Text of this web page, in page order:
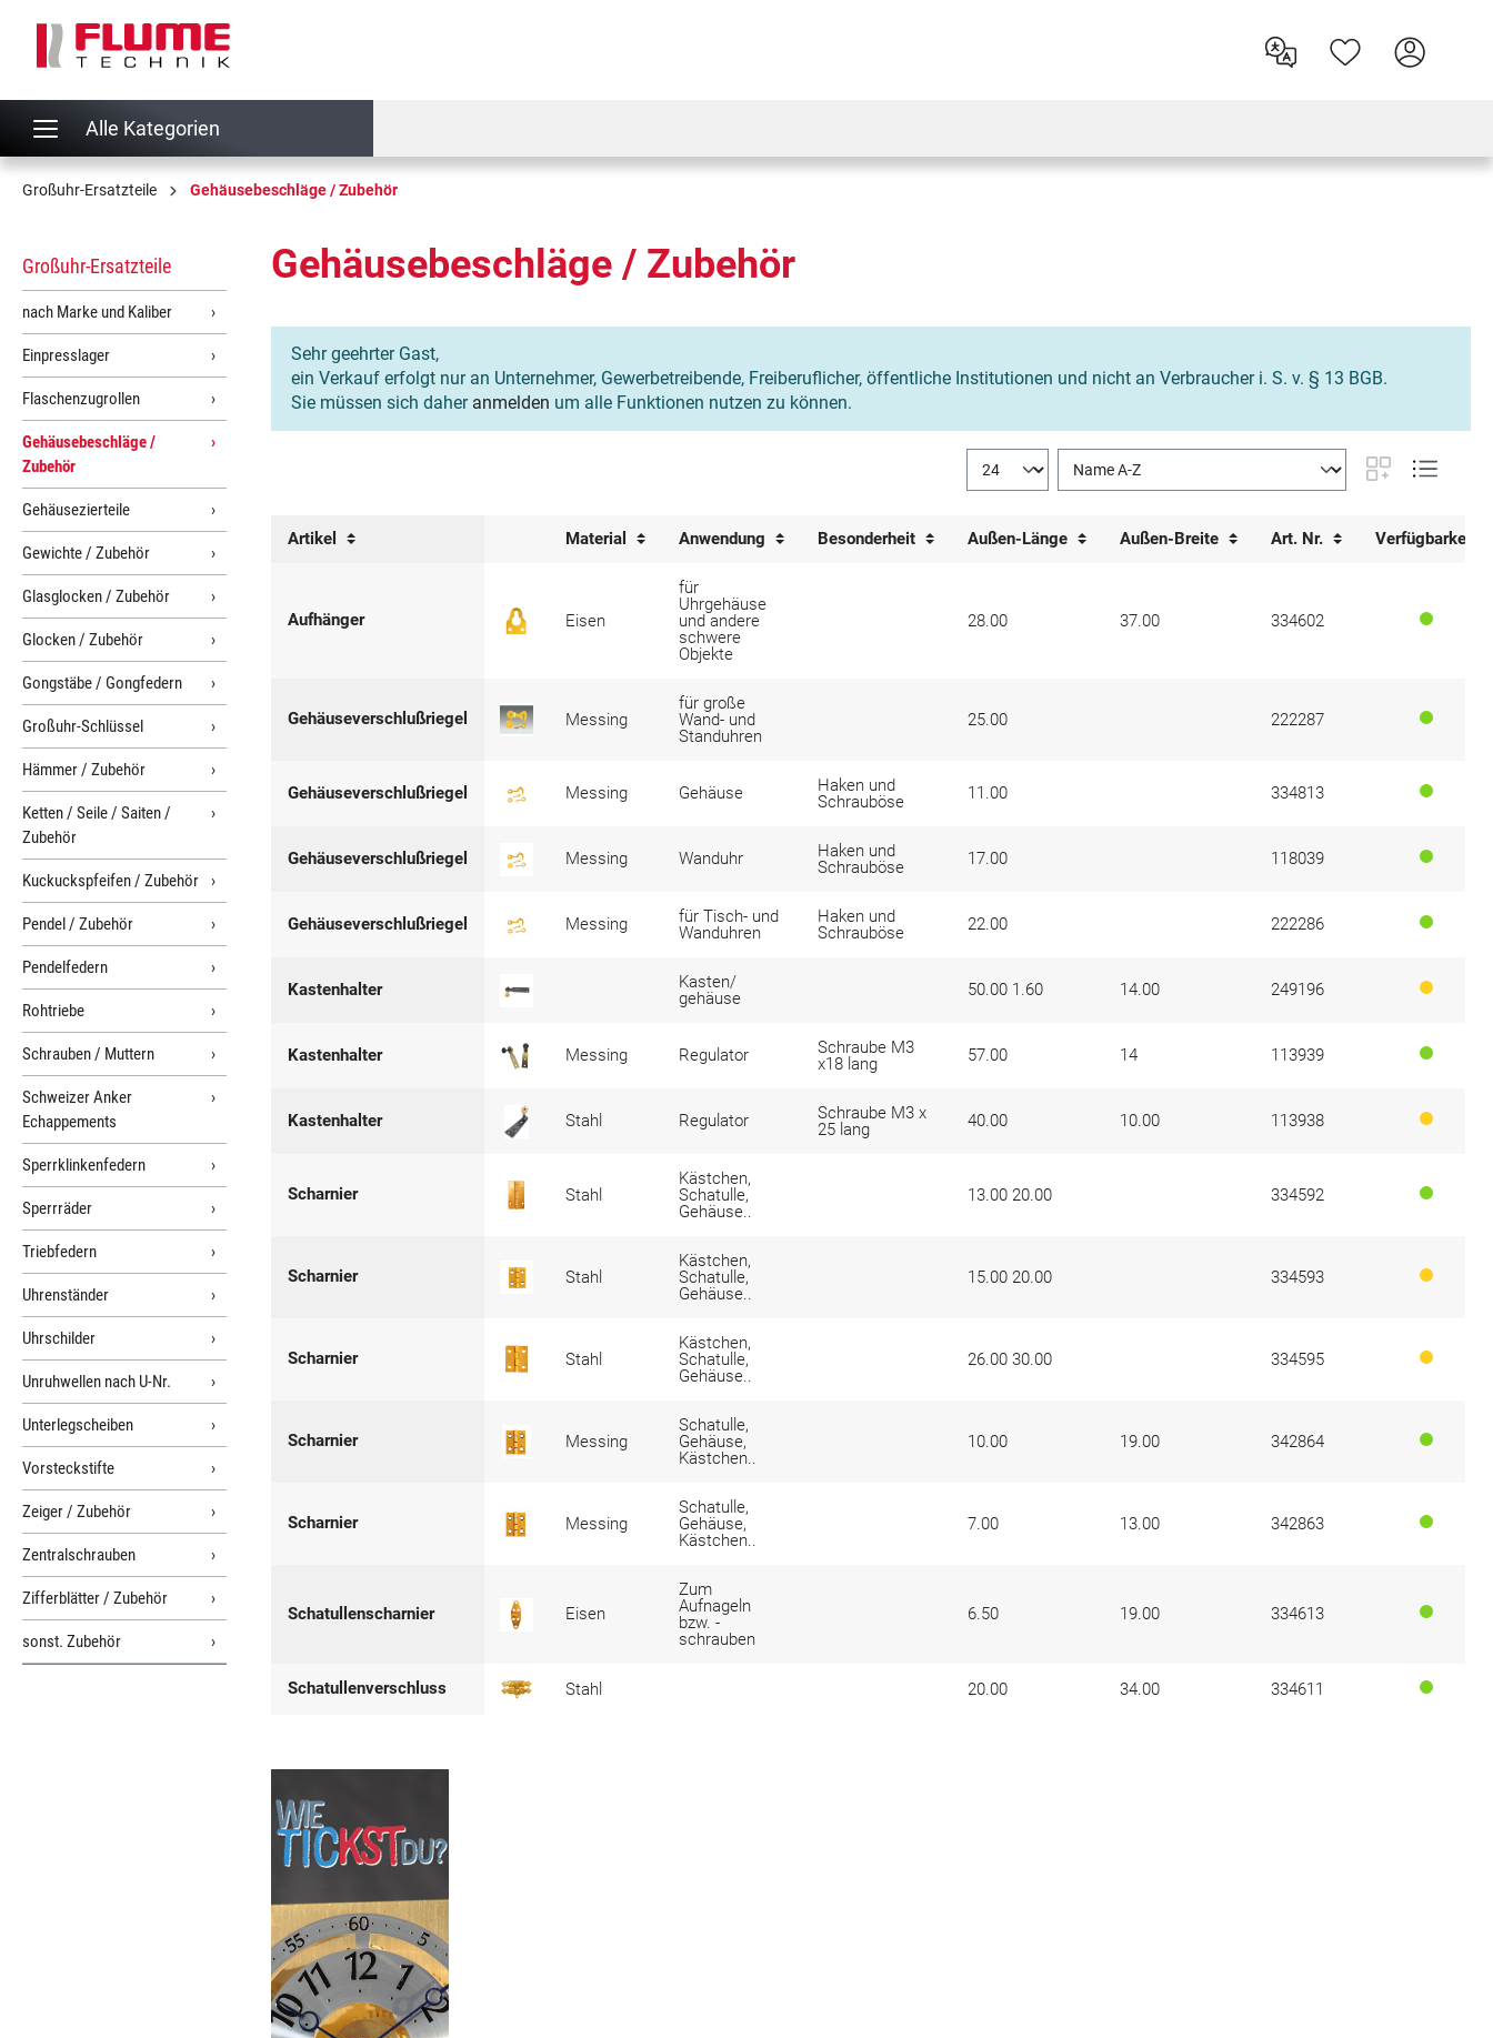
Zur Hauptnavigation springen
Alle Kategorien
Großuhr-Ersatzteile Gehäusebeschläge / Zubehör
Großuhr-Ersatzteile
nach Marke und Kaliber
Einpresslager
Flaschenzugrollen
Gehäusebeschläge /
Zubehör
Gehäusezierteile
Gewichte / Zubehör
Glasglocken / Zubehör
Glocken / Zubehör
Gongstäbe / Gongfedern
Großuhr-Schlüssel
Hämmer / Zubehör
Ketten / Seile / Saiten /
Zubehör
Kuckuckspfeifen / Zubehör
Pendel / Zubehör
Pendelfedern
Rohtriebe
Schrauben / Muttern
Schweizer Anker
Echappements
Sperrklinkenfedern
Sperrräder
Triebfedern
Uhrenständer
Uhrschilder
Unruhwellen nach U-Nr.
Unterlegscheiben
Vorsteckstifte
Zeiger / Zubehör
Zentralschrauben
Zifferblätter / Zubehör
sonst. Zubehör
Gehäusebeschläge / Zubehör
Sehr geehrter Gast,
ein Verkauf erfolgt nur an Unternehmer, Gewerbetreibende, Freiberuflicher, öffentliche Institutionen und nicht an Verbraucher i. S. v. § 13 BGB.
Sie müssen sich daher anmelden um alle Funktionen nutzen zu können.
Artikel Material Anwendung Besonderheit Außen-Länge Außen-Breite Art. Nr. Verfügbarkeit
Aufhänger Eisen
für
Uhrgehäuse
und ­andere
schwere
Objekte
28.00 37.00 334602
Gehäuseverschlußriegel Messing
für große
Wand- und
Standuhren
25.00 222287
Gehäuseverschlußriegel Messing Gehäuse
Haken und
Schrauböse
11.00 334813
Gehäuseverschlußriegel Messing Wanduhr
Haken und
Schrauböse
17.00 118039
Gehäuseverschlußriegel Messing
für Tisch- und
Wanduhren
Haken und
Schrauböse
22.00 222286
Kastenhalter
Kasten/
gehäuse
50.00 1.60 14.00 249196
Kastenhalter Messing Regulator
Schraube M3
x18 lang
57.00 14 113939
Kastenhalter Stahl Regulator
Schraube M3 x
25 lang
40.00 10.00 113938
Scharnier Stahl
Kästchen,
Schatulle,
Gehäuse..
13.00 20.00 334592
Scharnier Stahl
Kästchen,
Schatulle,
Gehäuse..
15.00 20.00 334593
Scharnier Stahl
Kästchen,
Schatulle,
Gehäuse..
26.00 30.00 334595
Scharnier Messing
Schatulle,
Gehäuse,
Kästchen..
10.00 19.00 342864
Scharnier Messing
Schatulle,
Gehäuse,
Kästchen..
7.00 13.00 342863
Schatullenscharnier Eisen
Zum
Aufnageln
bzw. -
schrauben
6.50 19.00 334613
Schatullenverschluss Stahl 20.00 34.00 334611